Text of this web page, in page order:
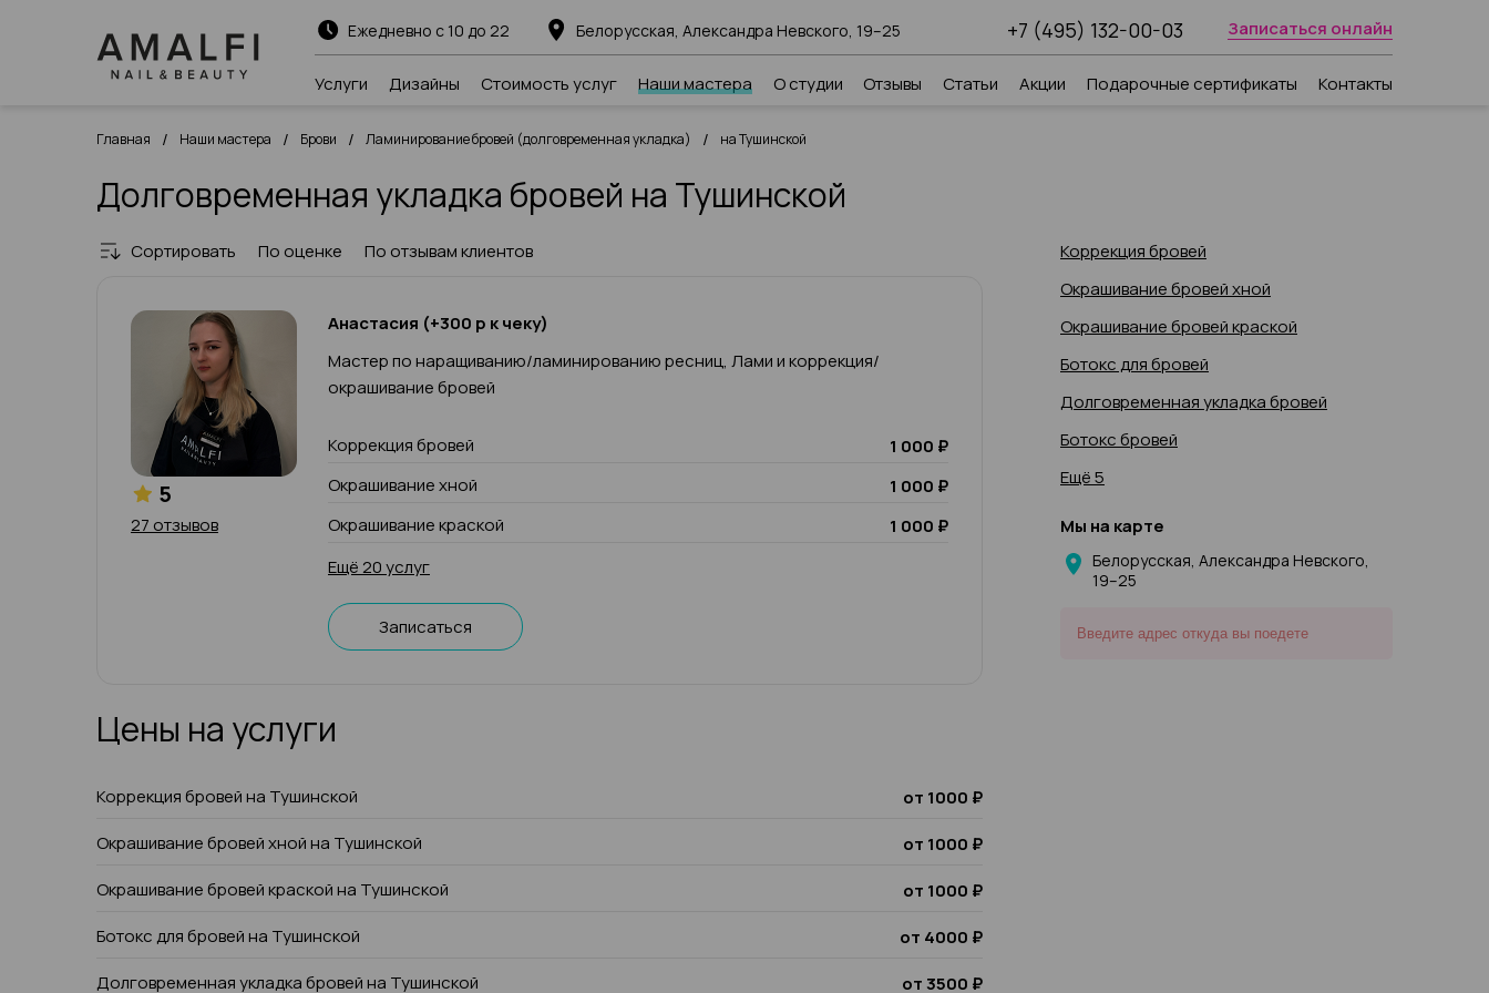
Ежедневно с 10 до 22 Белорусская, Александра Невского, 19–25 +7 (495) 132-00-03 Записаться онлайн
Услуги Дизайны Стоимость услуг Наши мастера О студии Отзывы Статьи Акции Подарочные сертификаты Контакты
Главная / Наши мастера / Брови / Ламинирование бровей (долговременная укладка) / на Тушинской
Долговременная укладка бровей на Тушинской
Сортировать По оценке По отзывам клиентов
5
27 отзывов
Анастасия (+300 р к чеку)
Мастер по наращиванию/ламинированию ресниц, Лами и коррекция/
окрашивание бровей
Коррекция бровей
1 000 ₽
Окрашивание хной
1 000 ₽
Окрашивание краской
1 000 ₽
Ещё 20 услуг
Записаться
Цены на услуги
Коррекция бровей на Тушинской
от 1000 ₽
Окрашивание бровей хной на Тушинской
от 1000 ₽
Окрашивание бровей краской на Тушинской
от 1000 ₽
Ботокс для бровей на Тушинской
от 4000 ₽
Долговременная укладка бровей на Тушинской
от 3500 ₽
Коррекция бровей
Окрашивание бровей хной
Окрашивание бровей краской
Ботокс для бровей
Долговременная укладка бровей
Ботокс бровей
Ещё 5
Мы на карте
Белорусская, Александра Невского,
19–25